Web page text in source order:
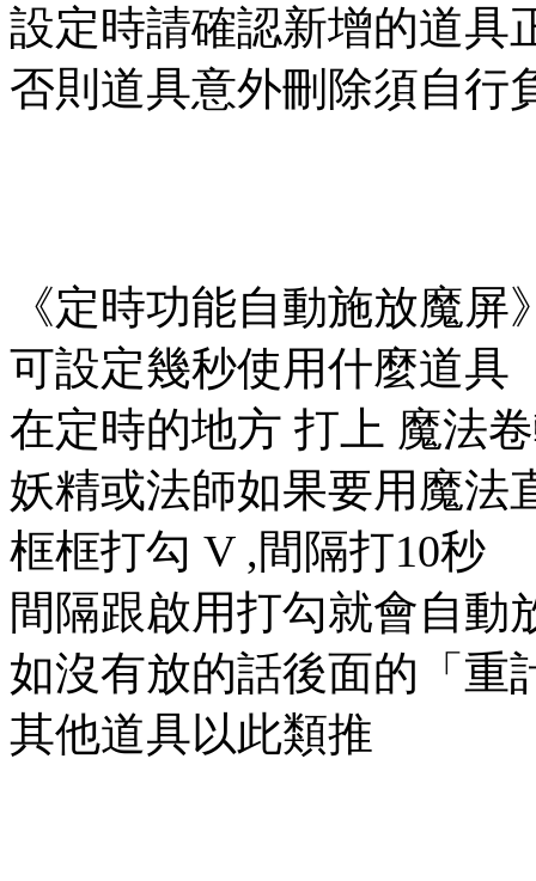
設定時請確認新增的道具
否則道具意外刪除須自行
《定時功能自動施放魔屏
可設定幾秒使用什麼道具
在定時的地方 打上 魔法
妖精或法師如果要用魔法
框框打勾 V ,間隔打10秒
間隔跟啟用打勾就會自動
如沒有放的話後面的「重
其他道具以此類推